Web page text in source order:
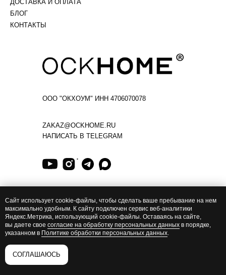
Experience® Agency
НАПИСАТЬ В TELEGRAM
ZAKAZ@OCKHOME.RU
* Организация Meta и её продукты Instagram
на территории Российской Федерации
ООО "ОКХОУМ" ИНН 4706070078
БЛОГ
КОНТАКТЫ
ДОСТАВКА И ОПЛАТА
Сайт использует cookie-файлы, чтобы сделать ваше пребывание на нем
максимально удобным. К cайту подключен сервис веб-аналитики
Яндекс.Метрика, использующий cookie-файлы. Оставаясь на сайте,
вы даете свое согласие на обработку персональных данных в порядке,
указанном в Политике обработки персональных данных.
СОГЛАШАЮСЬ